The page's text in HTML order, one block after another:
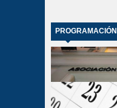
PROGRAMACIÓN